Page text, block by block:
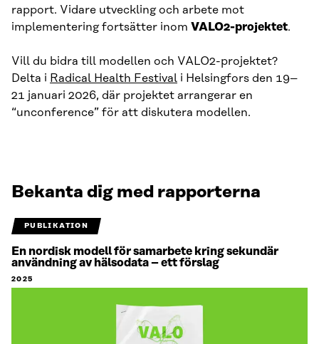
rapport. Vidare utveckling och arbete mot
implementering fortsätter inom VALO2-projektet.
Vill du bidra till modellen och VALO2-projektet?
Delta i Radical Health Festival i Helsingfors den 19–
21 januari 2026, där projektet arrangerar en
“unconference” för att diskutera modellen.
Bekanta dig med rapporterna
PUBLIKATION
En nordisk modell för samarbete kring sekundär
användning av hälsodata – ett förslag
2025